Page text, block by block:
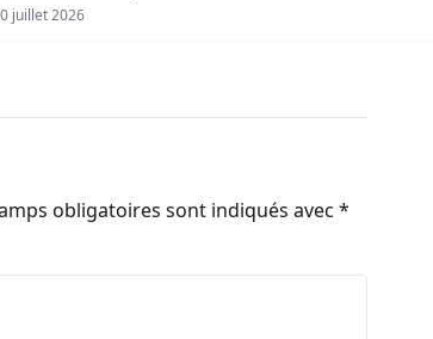
juillet 2026
obligatoires sont indiqués avec *